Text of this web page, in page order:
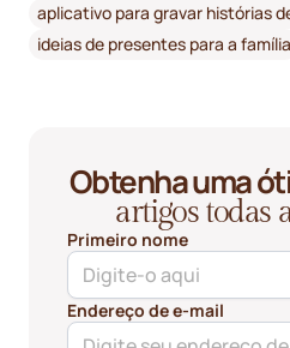
aplicativo para gravar histórias
ideias de presentes para a família
Obtenha uma
artigos todas
Primeiro nome
Endereço de e-mail